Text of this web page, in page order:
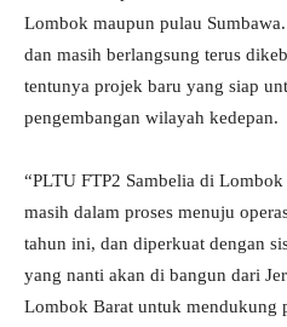
Lombok maupun pulau
dan masih berlangsung terus
tentunya projek baru yang siap
pengembangan wilayah kedepan.
“PLTU FTP2 Sambelia di
masih dalam proses menuju
tahun ini, dan diperkuat dengan
yang nanti akan di bangun dari
Lombok Barat untuk mendukung